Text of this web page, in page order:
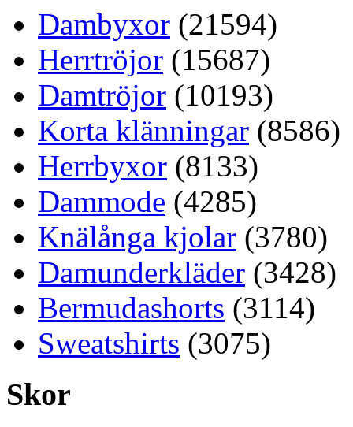
Dambyxor (21594)
Herrtröjor (15687)
Damtröjor (10193)
Korta klänningar (8586)
Herrbyxor (8133)
Dammode (4285)
Knälånga kjolar (3780)
Damunderkläder (3428)
Bermudashorts (3114)
Sweatshirts (3075)
Skor